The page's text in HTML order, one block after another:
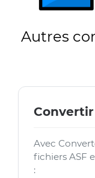
Autres
Avec
fichiers ASF
: